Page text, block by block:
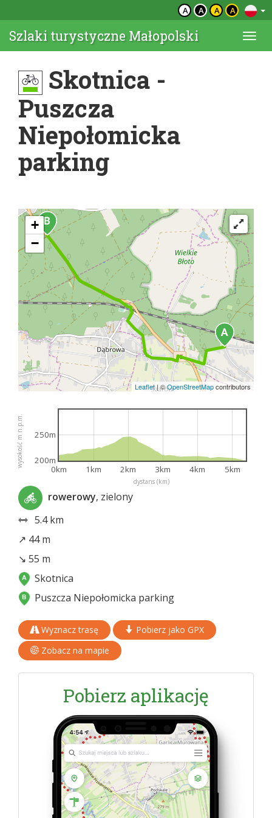
A A A A
Szlaki turystyczne Małopolski
Skotnica -
Puszcza
Niepołomicka
parking
+
−
Leaflet|©OpenStreetMapcontributors
dystans (km)
wysokość m n.p.m.
0km 1km 2km 3km 4km 5km
200m
250m
rowerowy, zielony
5.4 km
↗ 44 m
↘ 55 m
Skotnica
Puszcza Niepołomicka parking
Wyznacz trasę
Pobierz jako GPX
Zobacz na mapie
Pobierz aplikację